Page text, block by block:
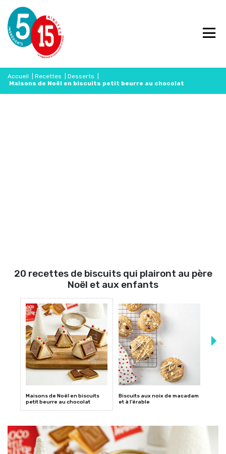
Accueil Recettes Desserts
Maisons de Noël en biscuits petit beurre au chocolat
20 recettes de biscuits qui plairont au père
Noël et aux enfants
Maisons de Noël en biscuits
petit beurre au chocolat
Biscuits aux noix de macadam
et à l’érable